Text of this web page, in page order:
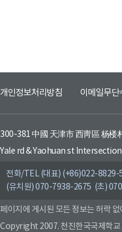
개인정보처리방침 이메일무단
300-381 中國 天津市 西靑區 杨楼
Yale rd & Yaohuan st
전화/TEL (대표) (+86)022-
(유치원) 070-7938-2675 (초)
페이지에 게시된 모든 정보는 허락
Copyright 2007. 천진한국국제학